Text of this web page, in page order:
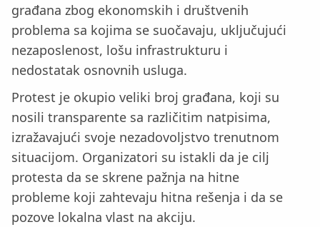
građana zbog ekonomskih i društvenih
problema sa kojima se suočavaju, uključujući
nezaposlenost, lošu infrastrukturu i
nedostatak osnovnih usluga.
Protest je okupio veliki broj građana, koji su
nosili transparente sa različitim natpisima,
izražavajući svoje nezadovoljstvo trenutnom
situacijom. Organizatori su istakli da je cilj
protesta da se skrene pažnja na hitne
probleme koji zahtevaju hitna rešenja i da se
pozove lokalna vlast na akciju.